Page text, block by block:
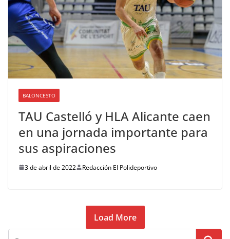
BALONCESTO
TAU Castelló y HLA Alicante caen
en una jornada importante para
sus aspiraciones
3 de abril de 2022 Redacción El Polideportivo
Load More